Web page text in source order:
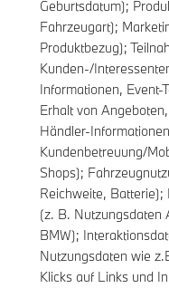
Geburtsdatum);
Fahrzeugart);
Produktbezug);
Kunden-/
Informationen, Event-
Erhalt von
Händler-
Kundenbetreuung/
Shops);
Reichweite, Batterie);
(z. B. Nutzungsdaten
BMW);
Nutzungsdaten wie
Klicks auf Links und